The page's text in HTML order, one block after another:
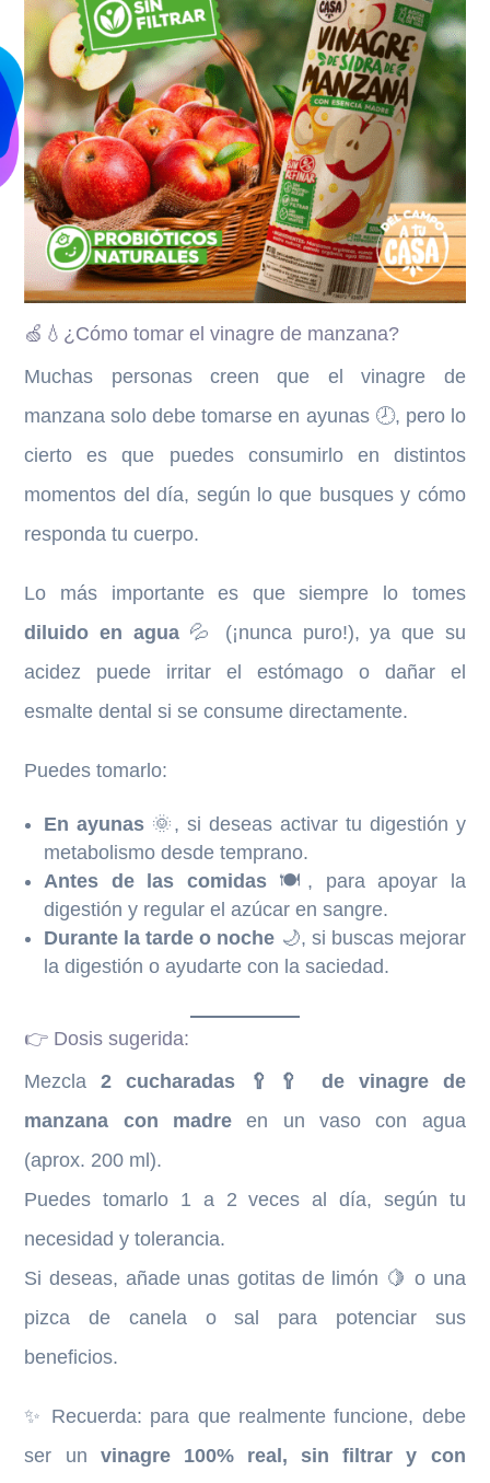
🍏💧¿Cómo tomar el vinagre de manzana?
Muchas personas creen que el vinagre de
manzana solo debe tomarse en ayunas 🕗, pero lo
cierto es que puedes consumirlo en distintos
momentos del día, según lo que busques y cómo
responda tu cuerpo.
Lo más importante es que siempre lo tomes
diluido en agua💦 (¡nunca puro!), ya que su
acidez puede irritar el estómago o dañar el
esmalte dental si se consume directamente.
Puedes tomarlo:
En ayunas 🌞, si deseas activar tu digestión y
metabolismo desde temprano.
Antes de las comidas🍽️, para apoyar la
digestión y regular el azúcar en sangre.
Durante la tarde o noche 🌙, si buscas mejorar
la digestión o ayudarte con la saciedad.
👉 Dosis sugerida:
Mezcla2 cucharadas 🥄🥄 de vinagre de
manzana con madre en un vaso con agua
(aprox. 200 ml).
Puedes tomarlo 1 a 2 veces al día, según tu
necesidad y tolerancia.
Si deseas, añade unas gotitas de limón 🍋 o una
pizca de canela o sal para potenciar sus
beneficios.
✨ Recuerda: para que realmente funcione, debe
ser un vinagre 100% real, sin filtrar y con